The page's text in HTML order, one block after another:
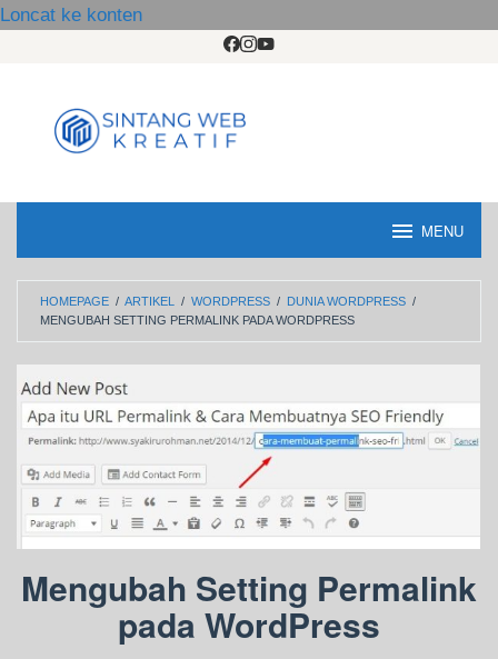
Loncat ke konten
MENU
HOMEPAGE / ARTIKEL / WORDPRESS / DUNIA WORDPRESS /
MENGUBAH SETTING PERMALINK PADA WORDPRESS
Mengubah Setting Permalink
pada WordPress